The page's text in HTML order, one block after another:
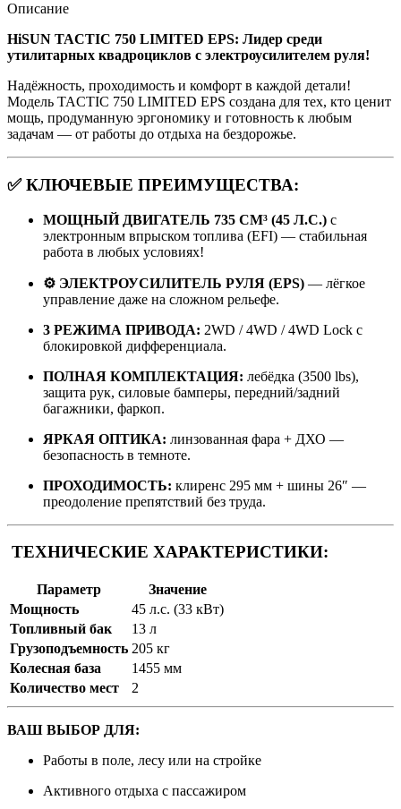
Описание
HiSUN TACTIC 750 LIMITED EPS: Лидер среди
утилитарных квадроциклов с электроусилителем руля!
Надёжность, проходимость и комфорт в каждой детали!
Модель TACTIC 750 LIMITED EPS создана для тех, кто ценит
мощь, продуманную эргономику и готовность к любым
задачам — от работы до отдыха на бездорожье.
✅КЛЮЧЕВЫЕ ПРЕИМУЩЕСТВА:
МОЩНЫЙ ДВИГАТЕЛЬ 735 СМ³ (45 Л.С.) с
электронным впрыском топлива (EFI) — стабильная
работа в любых условиях!
⚙️ ЭЛЕКТРОУСИЛИТЕЛЬ РУЛЯ (EPS) — лёгкое
управление даже на сложном рельефе.
3 РЕЖИМА ПРИВОДА: 2WD / 4WD / 4WD Lock с
блокировкой дифференциала.
ПОЛНАЯ КОМПЛЕКТАЦИЯ: лебёдка (3500 lbs),
защита рук, силовые бамперы, передний/задний
багажники, фаркоп.
ЯРКАЯ ОПТИКА: линзованная фара + ДХО —
безопасность в темноте.
ПРОХОДИМОСТЬ: клиренс 295 мм + шины 26″ —
преодоление препятствий без труда.
ТЕХНИЧЕСКИЕ ХАРАКТЕРИСТИКИ:
Параметр
Значение
Мощность
45 л.с. (33 кВт)
Топливный бак
13 л
Грузоподъемность 205 кг
Колесная база
1455 мм
Количество мест
2
ВАШ ВЫБОР ДЛЯ:
Работы в поле, лесу или на стройке
Активного отдыха с пассажиром